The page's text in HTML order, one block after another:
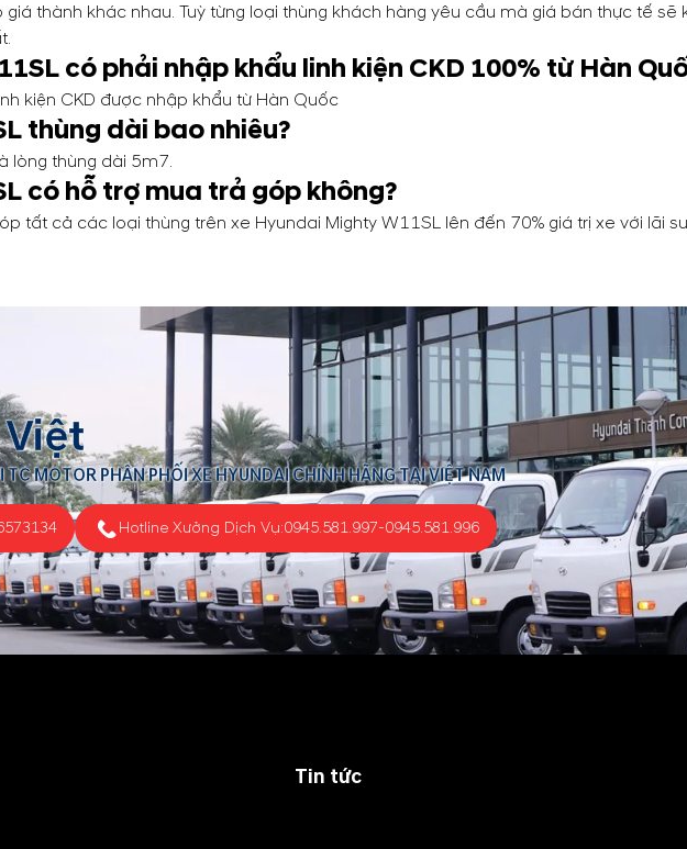
giá thành khác nhau. Tuỳ từng loại thùng khách hàng yêu cầu mà giá bán thực tế
có phải nhập khẩu linh kiện CKD 100% từ Hàn
kiện CKD được nhập khẩu từ Hàn Quốc
thùng dài bao nhiêu?
lòng thùng dài 5m7.
có hỗ trợ mua trả góp không?
tất cả các loại thùng trên xe Hyundai Mighty W11SL lên đến 70% giá trị xe với lãi
MOTOR PHÂN PHỐI XE HYUNDAI CHÍNH HÃNG TẠI VIỆT NAM
Hotline Xưởng Dịch Vụ:0945.581.997-0945.581.996
Tin tức